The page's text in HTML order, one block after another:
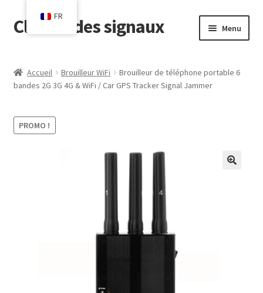
Aller
à
navigation
Aller
au
Clôture des signaux Menu
Blog
Chariot
Accueil Brouilleur WiFi
Brouilleur de téléphone portable 6
bandes 2G 3G 4G & WiFi / Car GPS Tracker Signal Jammer
PROMO !
FR